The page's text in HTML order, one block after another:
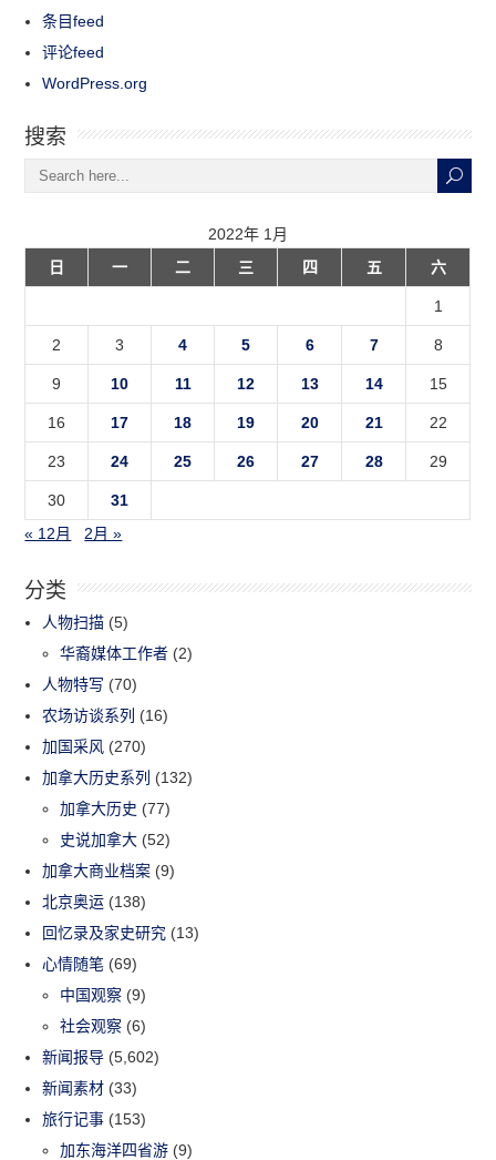
条目feed
评论feed
WordPress.org
搜索
2022年 1月
日
一 二 三 四 五 六
1
2 3 4 5 6 7 8
9 10 11 12 13 14 15
16 17 18 19 20 21 22
23 24 25 26 27 28 29
30
31
« 12月
2月 »
分类
人物扫描 (5)
华裔媒体工作者 (2)
人物特写 (70)
农场访谈系列 (16)
加国采风 (270)
加拿大历史系列 (132)
加拿大历史 (77)
史说加拿大 (52)
加拿大商业档案 (9)
北京奥运 (138)
回忆录及家史研究 (13)
心情随笔 (69)
中国观察 (9)
社会观察 (6)
新闻报导 (5,602)
新闻素材 (33)
旅行记事 (153)
加东海洋四省游 (9)